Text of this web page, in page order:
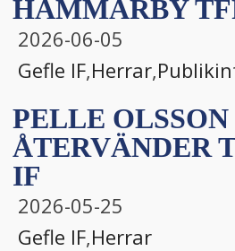
HAMMARBY
2026-06-05
Gefle IF,Herrar,
PELLE OLSSON
ÅTERVÄNDER
IF
2026-05-25
Gefle IF,Herrar